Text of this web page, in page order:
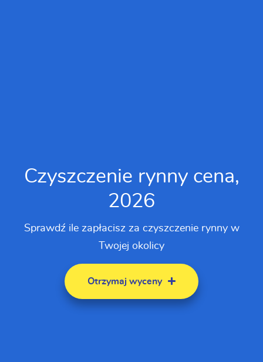
Czyszczenie rynny cena,
2026
Sprawdź ile zapłacisz za czyszczenie rynny w
Twojej okolicy
Otrzymaj wyceny